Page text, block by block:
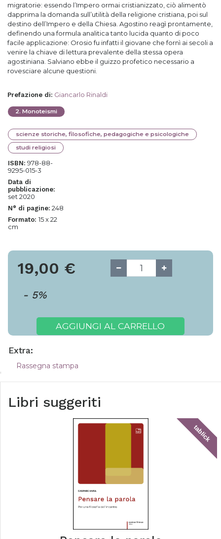
migratorie: essendo l’Impero ormai cristianizzato, ciò alimentò
dapprima la domanda sull’utilità della religione cristiana, poi sul
destino dell’Impero e della Chiesa. Agostino reagì prontamente,
definendo una formula analitica tanto lucida quanto di poco
facile applicazione: Orosio fu infatti il giovane che fornì ai secoli a
venire la chiave di lettura prevalente della stessa opera
agostiniana. Salviano ebbe il guizzo profetico necessario a
rovesciare alcune questioni.
Prefazione di: Giancarlo Rinaldi
2. Monoteismi
scienze storiche, filosofiche, pedagogiche e psicologiche
studi religiosi
ISBN: 978-88-
9295-015-3
Data di
pubblicazione:
set 2020
N° di pagine: 248
Formato: 15 x 22
cm
19,00 €
- 5%
AGGIUNGI AL CARRELLO
Extra:
Rassegna stampa
Libri suggeriti
tablick